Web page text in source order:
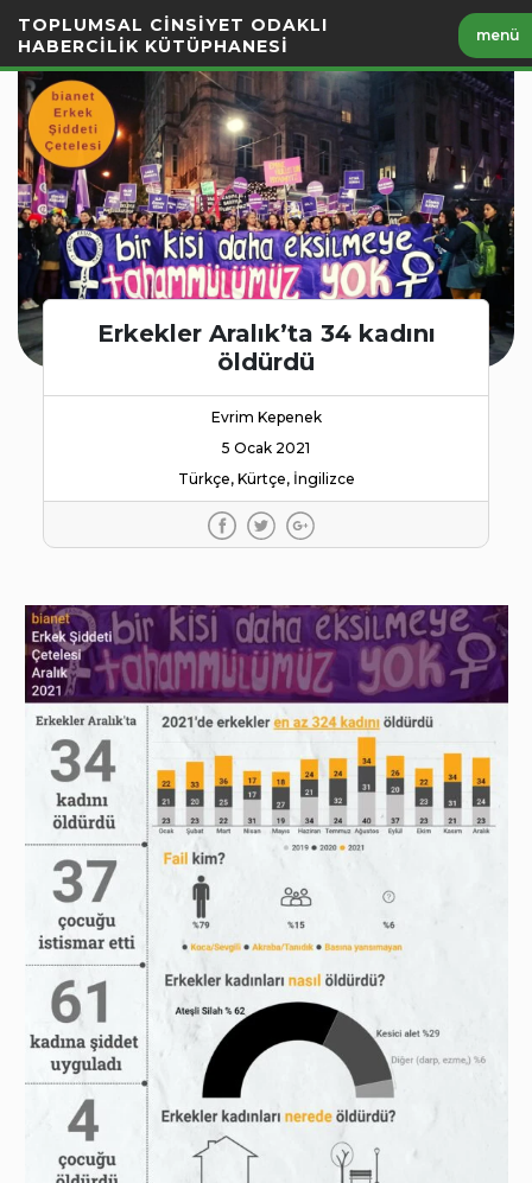
Geç
TOPLUMSAL CİNSİYET ODAKLI
HABERCİLİK KÜTÜPHANESİ
menü
Erkekler Aralık’ta 34 kadını
öldürdü
Evrim Kepenek
5 Ocak 2021
Türkçe, Kürtçe, İngilizce